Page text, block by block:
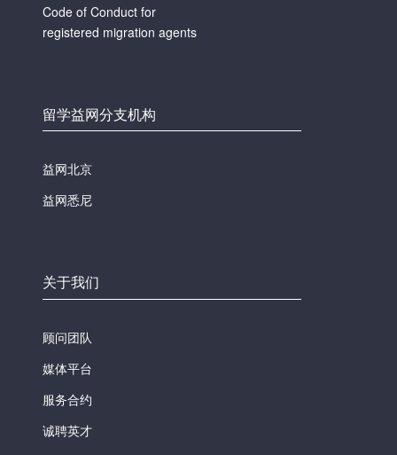
Code of Conduct for
registered migration agents
留学益网分支机构
益网北京
益网悉尼
关于我们
顾问团队
媒体平台
服务合约
诚聘英才